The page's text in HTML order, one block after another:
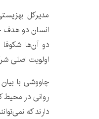
مدیرکل
انسان دو هدف
دو آن‌ها
اولویت اصلی
چاووشی با
روانی در محیط
دارند که